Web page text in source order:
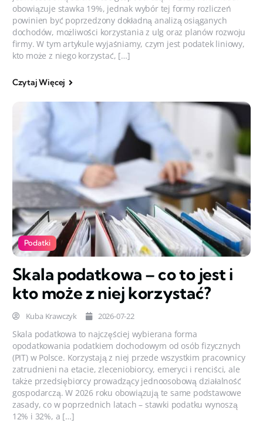
obowiązuje stawka 19%, jednak wybór tej formy rozliczeń
powinien być poprzedzony dokładną analizą osiąganych
dochodów, możliwości korzystania z ulg oraz planów rozwoju
firmy. W tym artykule wyjaśniamy, czym jest podatek liniowy,
kto może z niego korzystać, […]
Czytaj Więcej
Podatki
Skala podatkowa – co to jest i
kto może z niej korzystać?
Kuba Krawczyk 2026-07-22
Skala podatkowa to najczęściej wybierana forma
opodatkowania podatkiem dochodowym od osób fizycznych
(PIT) w Polsce. Korzystają z niej przede wszystkim pracownicy
zatrudnieni na etacie, zleceniobiorcy, emeryci i renciści, ale
także przedsiębiorcy prowadzący jednoosobową działalność
gospodarczą. W 2026 roku obowiązują te same podstawowe
zasady, co w poprzednich latach – stawki podatku wynoszą
12% i 32%, a […]